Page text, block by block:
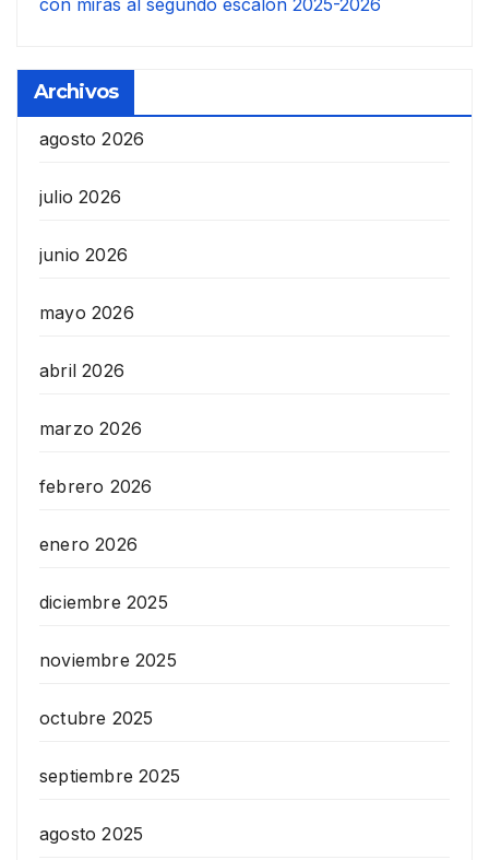
Archivos
agosto 2026
julio 2026
junio 2026
mayo 2026
abril 2026
marzo 2026
febrero 2026
enero 2026
diciembre 2025
noviembre 2025
octubre 2025
septiembre 2025
agosto 2025